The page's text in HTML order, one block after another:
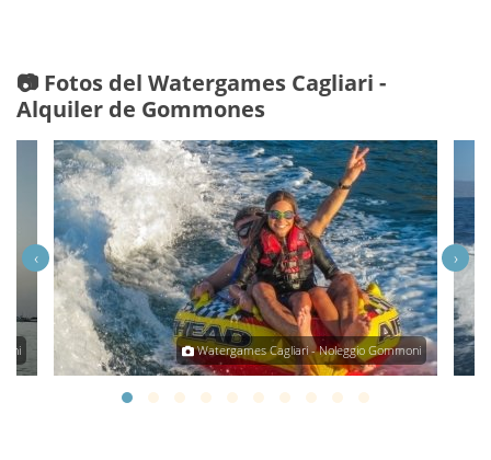
📷 Fotos del Watergames Cagliari -
Alquiler de Gommones
Watergames Cagliari - Noleggio Gommoni
‹ ›